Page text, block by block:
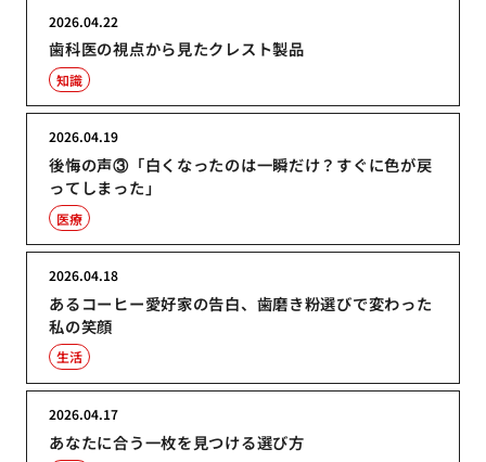
歯科医の視点から見たクレスト製品
2026.04.22
知識
後悔の声③「白くなったのは一瞬だけ？すぐに色が戻
ってしまった」
2026.04.19
医療
あるコーヒー愛好家の告白、歯磨き粉選びで変わった
私の笑顔
2026.04.18
生活
あなたに合う一枚を見つける選び方
2026.04.17